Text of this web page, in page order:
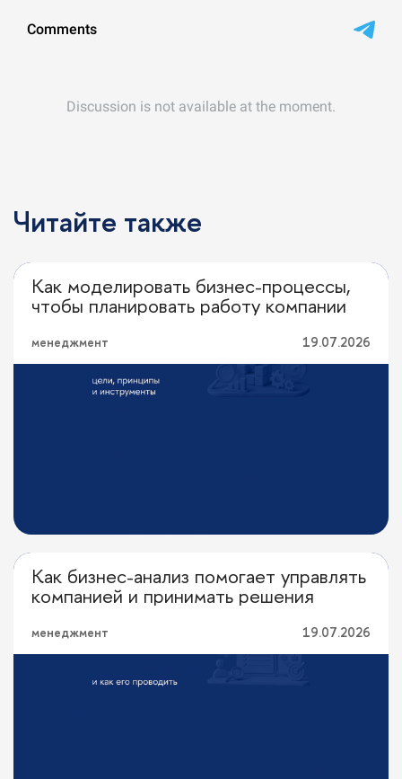
Читайте также
Перевод с профессионального
Как моделировать бизнес-процессы,
чтобы планировать работу компании
менеджмент 19.07.2026
Перевод с профессионального
Как бизнес-анализ помогает управлять
компанией и принимать решения
менеджмент 19.07.2026